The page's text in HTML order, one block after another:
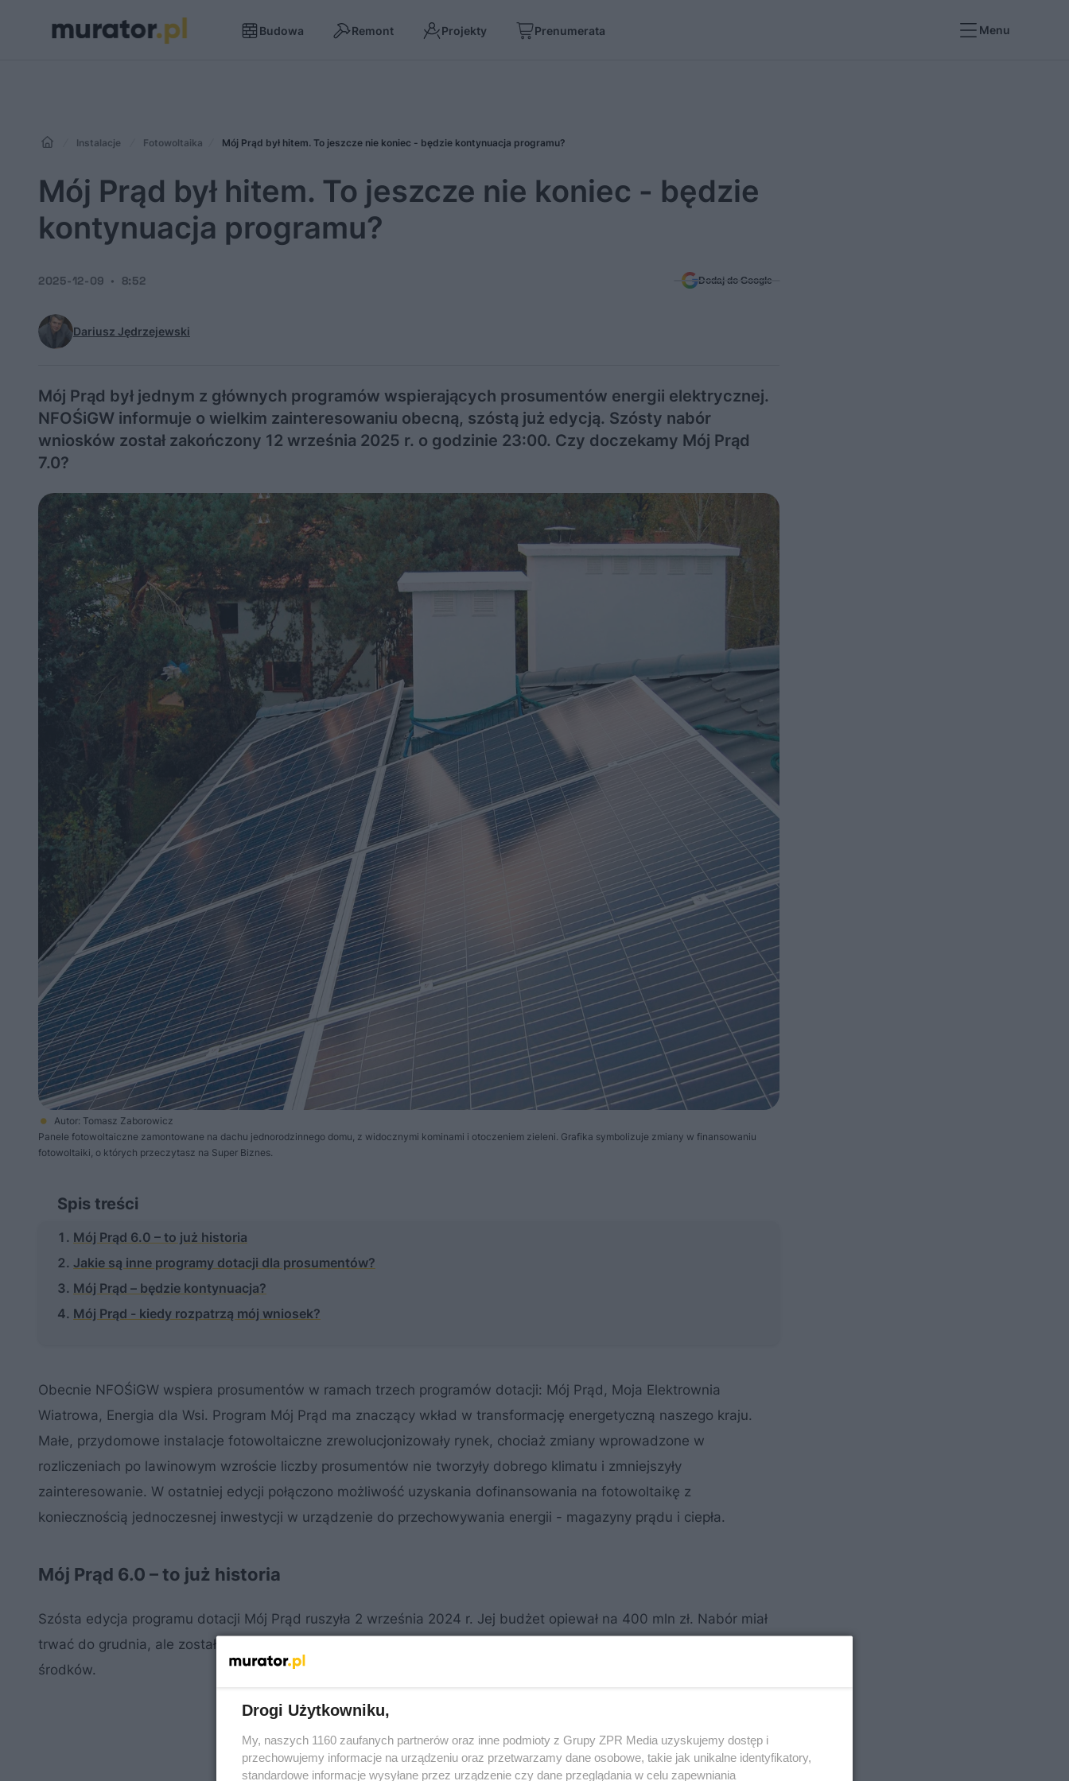
Budowa Remont Projekty Prenumerata Menu
Instalacje Fotowoltaika Mój Prąd był hitem. To jeszcze nie koniec - będzie kontynuacja programu?
Mój Prąd był hitem. To jeszcze nie koniec - będzie
kontynuacja programu?
Dariusz Jędrzejewski
2025-12-09 8:52 Dodaj do Google
Mój Prąd był jednym z głównych programów wspierających prosumentów energii elektrycznej.
NFOŚiGW informuje o wielkim zainteresowaniu obecną, szóstą już edycją. Szósty nabór
wniosków został zakończony 12 września 2025 r. o godzinie 23:00. Czy doczekamy Mój Prąd
7.0?
Autor: Tomasz Zaborowicz
Panele fotowoltaiczne zamontowane na dachu jednorodzinnego domu, z widocznymi kominami i otoczeniem zieleni. Grafika symbolizuje zmiany w finansowaniu
fotowoltaiki, o których przeczytasz na Super Biznes.
Spis treści
Mój Prąd 6.0 – to już historia
Jakie są inne programy dotacji dla prosumentów?
Mój Prąd – będzie kontynuacja?
Mój Prąd - kiedy rozpatrzą mój wniosek?
Obecnie NFOŚiGW wspiera prosumentów w ramach trzech programów dotacji: Mój Prąd, Moja Elektrownia
Wiatrowa, Energia dla Wsi. Program Mój Prąd ma znaczący wkład w transformację energetyczną naszego kraju.
Małe, przydomowe instalacje fotowoltaiczne zrewolucjonizowały rynek, chociaż zmiany wprowadzone w
rozliczeniach po lawinowym wzroście liczby prosumentów nie tworzyły dobrego klimatu i zmniejszyły
zainteresowanie. W ostatniej edycji połączono możliwość uzyskania dofinansowania na fotowoltaikę z
koniecznością jednoczesnej inwestycji w urządzenie do przechowywania energii - magazyny prądu i ciepła.
Mój Prąd 6.0 – to już historia
Szósta edycja programu dotacji Mój Prąd ruszyła 2 września 2024 r. Jej budżet opiewał na 400 mln zł. Nabór miał
trwać do grudnia, ale został przedłużony do sierpnia, a ostatecznie do 31 października 2025 r. lub do wyczerpania
środków.
Drogi Użytkowniku,
My, naszych 1160 zaufanych partnerów oraz inne podmioty z Grupy ZPR Media uzyskujemy dostęp i
przechowujemy informacje na urządzeniu oraz przetwarzamy dane osobowe, takie jak unikalne identyfikatory,
standardowe informacje wysyłane przez urządzenie czy dane przeglądania w celu zapewniania